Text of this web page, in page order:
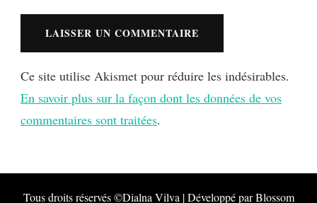
Ce site utilise Akismet pour réduire les indésirables.
En savoir plus sur la façon dont les données de vos
commentaires sont traitées.
Tous droits réservés ©Dialna Vilva | Développé parBlossom